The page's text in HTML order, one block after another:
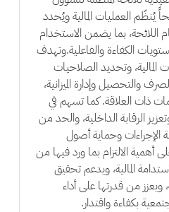
يُنظّم العمليات المالية ويُحدد
اللائحة، بما يضمن الاستخدام
الكفاءة والفاعلية.وتهدف
المالية، وتحديد الصلاحيات
والتحصيل وإدارة الميزانية،
ذات العلاقة. كما تسهم في
الرقابة الداخلية، والحد من
الإجراءات وحماية أصول
أهمية الالتزام بما ورد فيها من
المالية، ويدعم تحقيق
ويعزز من قدرتها على أداء
بكفاءة واقتدار.